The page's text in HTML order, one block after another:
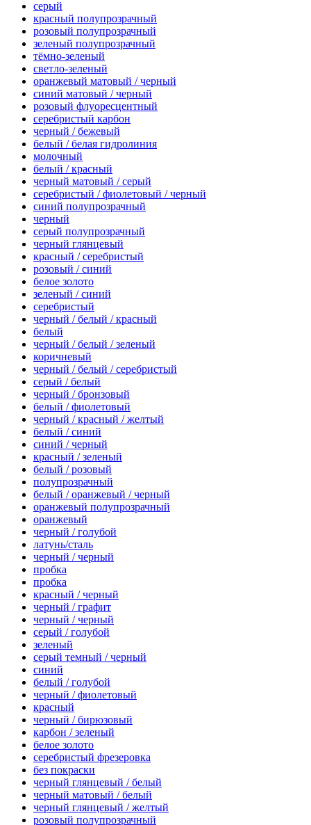
серый
красный полупрозрачный
розовый полупрозрачный
зеленый полупрозрачный
тёмно-зеленый
светло-зеленый
оранжевый матовый / черный
синий матовый / черный
розовый флуоресцентный
серебристый карбон
черный / бежевый
белый / белая гидролиния
молочный
белый / красный
черный матовый / серый
серебристый / фиолетовый / черный
синий полупрозрачный
черный
серый полупрозрачный
черный глянцевый
красный / серебристый
розовый / синий
белое золото
зеленый / синий
серебристый
черный / белый / красный
белый
черный / белый / зеленый
коричневый
черный / белый / серебристый
серый / белый
черный / бронзовый
белый / фиолетовый
черный / красный / желтый
белый / синий
синий / черный
красный / зеленый
белый / розовый
полупрозрачный
белый / оранжевый / черный
оранжевый полупрозрачный
оранжевый
черный / голубой
латунь/сталь
черный / черный
пробка
пробка
красный / черный
черный / графит
черный / черный
серый / голубой
зеленый
серый темный / черный
синий
белый / голубой
черный / фиолетовый
красный
черный / бирюзовый
карбон / зеленый
белое золото
серебристый фрезеровка
без покраски
черный глянцевый / белый
черный матовый / белый
черный глянцевый / желтый
розовый полупрозрачный